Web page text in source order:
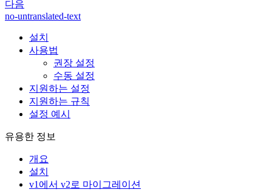
다음
no-untranslated-text
설치
사용법
권장 설정
수동 설정
지원하는 설정
지원하는 규칙
설정 예시
유용한 정보
개요
설치
v1에서 v2로 마이그레이션